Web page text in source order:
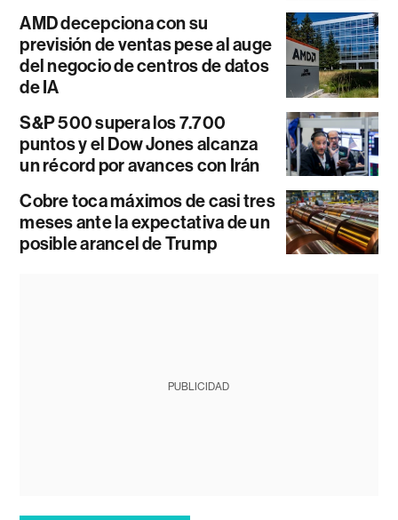
AMD decepciona con su
previsión de ventas pese al auge
del negocio de centros de datos
de IA
S&P 500 supera los 7.700
puntos y el Dow Jones alcanza
un récord por avances con Irán
Cobre toca máximos de casi tres
meses ante la expectativa de un
posible arancel de Trump
PUBLICIDAD